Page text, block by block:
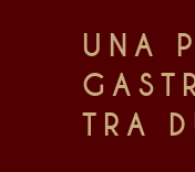
UNA
TRA